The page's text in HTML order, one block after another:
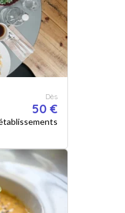
Dès
50 €